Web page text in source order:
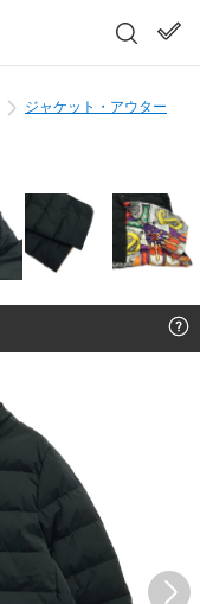
ジャケット・アウター